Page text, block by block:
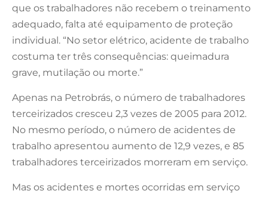
que os trabalhadores não recebem o treinamento
adequado, falta até equipamento de proteção
individual. “No setor elétrico, acidente de trabalho
costuma ter três consequências: queimadura
grave, mutilação ou morte.”
Apenas na Petrobrás, o número de trabalhadores
terceirizados cresceu 2,3 vezes de 2005 para 2012.
No mesmo período, o número de acidentes de
trabalho apresentou aumento de 12,9 vezes, e 85
trabalhadores terceirizados morreram em serviço.
Mas os acidentes e mortes ocorridas em serviço